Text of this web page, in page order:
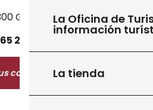
La Oficina de
información
La tienda
Gourdon
65 27
contacter